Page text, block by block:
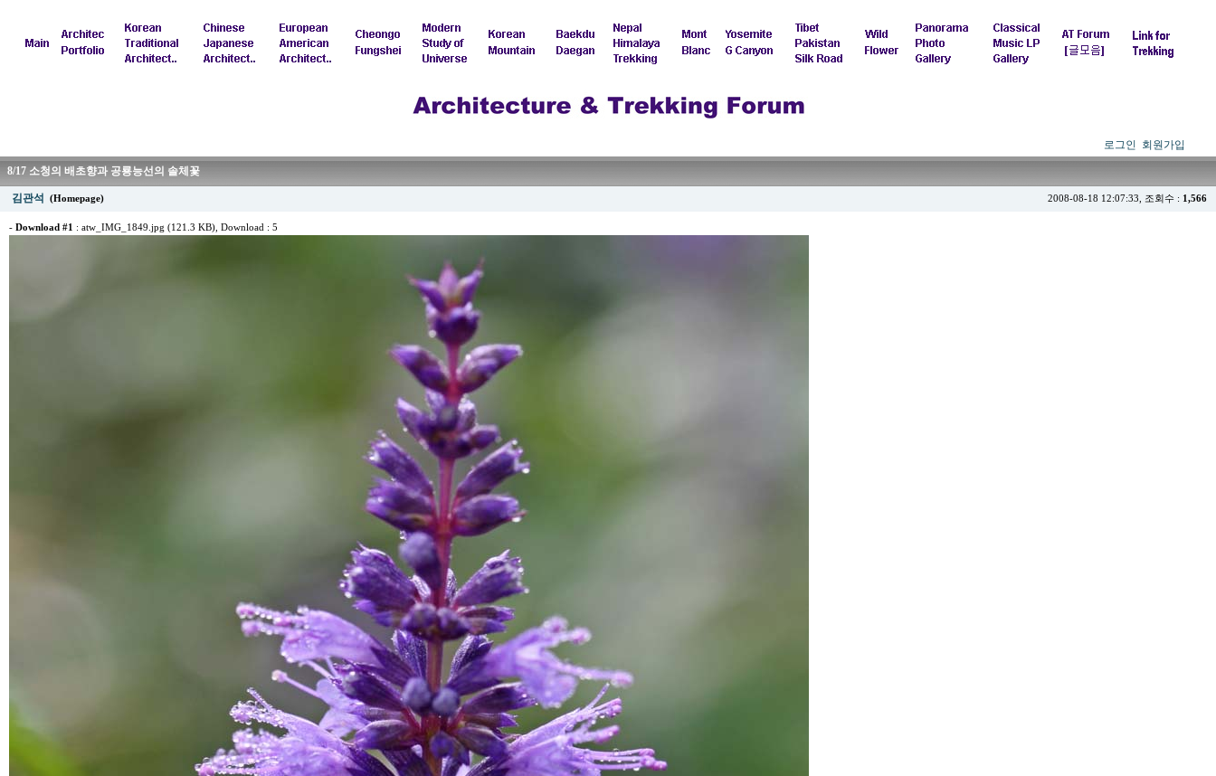
로그인 회원가입
8/17 소청의 배초향과 공룡능선의 솔체꽃
김관석 (Homepage) 2008-08-18 12:07:33, 조회수 : 1,566
- Download #1 : atw_IMG_1849.jpg (121.3 KB) , Download : 5